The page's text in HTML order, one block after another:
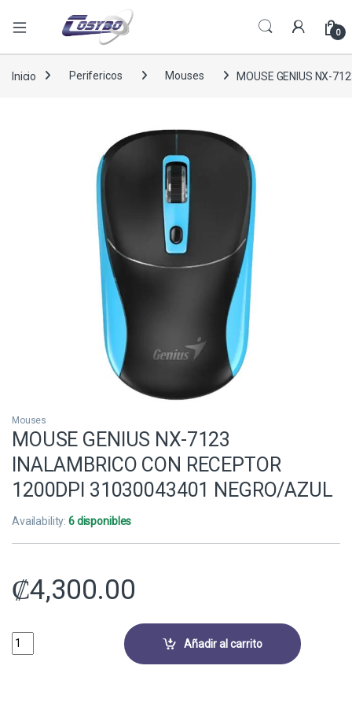
0
Inicio Perifericos Mouses MOUSE GENIUS NX-
Mouses
MOUSE GENIUS NX-7123
INALAMBRICO CON RECEPTOR
1200DPI 31030043401 NEGRO/AZUL
Availability:6 disponibles
₡4,300.00
MOUSE GENIUS NX-7123 INALAMBRICO CON RECEPTOR 1200DPI
Añadir al carrito